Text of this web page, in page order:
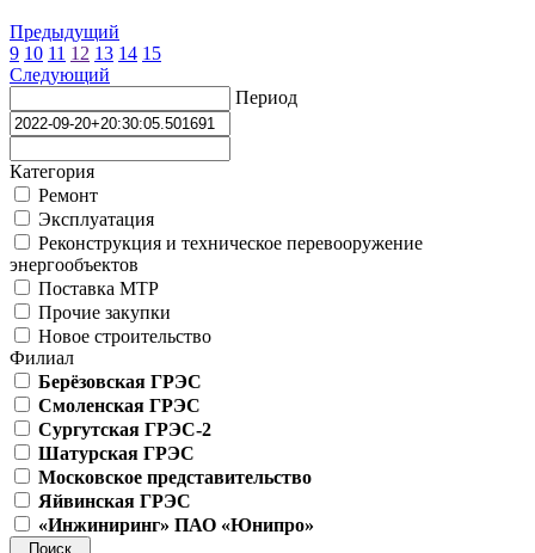
Предыдущий
9 10 11 12 13 14 15
Следующий
Период
Категория
Ремонт
Эксплуатация
Реконструкция и техническое перевооружение
энергообъектов
Поставка МТР
Прочие закупки
Новое строительство
Филиал
Берёзовская ГРЭС
Смоленская ГРЭС
Сургутская ГРЭС-2
Шатурская ГРЭС
Московское представительство
Яйвинская ГРЭС
«Инжиниринг» ПАО «Юнипро»